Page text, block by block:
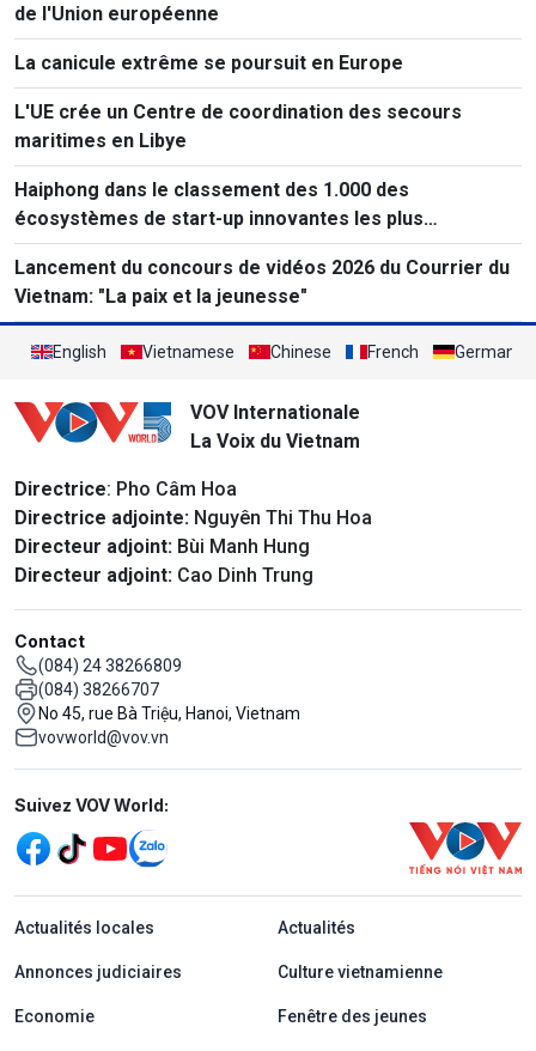
de l'Union européenne
La canicule extrême se poursuit en Europe
L'UE crée un Centre de coordination des secours
maritimes en Libye
Haiphong dans le classement des 1.000 des
écosystèmes de start-up innovantes les plus
performants au monde
Lancement du concours de vidéos 2026 du Courrier du
Vietnam: "La paix et la jeunesse"
English Vietnamese Chinese French German
VOV Internationale
La Voix du Vietnam
Directrice: Pho Câm Hoa
Directrice adjointe: Nguyên Thi Thu Hoa
Directeur adjoint: Bùi Manh Hung
Directeur adjoint: Cao Dinh Trung
Contact
(084) 24 38266809
(084) 38266707
No 45, rue Bà Triệu, Hanoi, Vietnam
vovworld@vov.vn
Mạng xã hội
Suivez VOV World:
menu footer tiếng Pháp
Actualités locales Actualités
Annonces judiciaires Culture vietnamienne
Economie Fenêtre des jeunes